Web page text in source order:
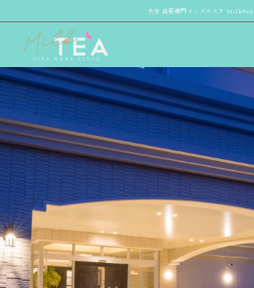
大分 出張専門メンズエステ MilkTea